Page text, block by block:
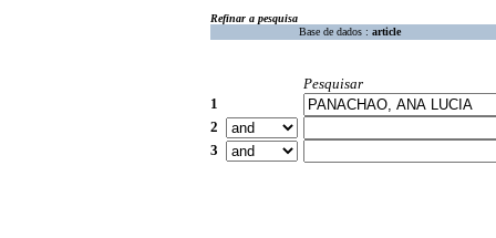
Refinar a pesquisa
Base de dados : article
Pesquisar
1
2
3